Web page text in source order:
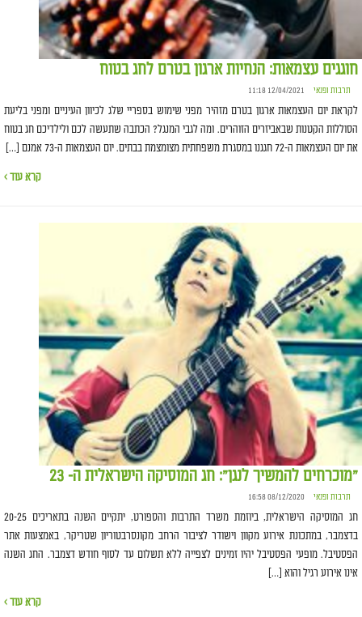
חוגגים עצמאות: הנחיות ארגון בטרם לחג בטוח
תרבות ופנאי 12/04/2021 11:18
לקראת יום העצמאות ארגון בטרם מזהיר מפני שימוש בספריי שלג לכיוון העיניים ומפני בליעת
הסוללות הקטנות שבאביזרים הזוהרים. ומה לגבי המנגל? הכתבה שתעשה לכם ולילדיכם חג בטוח
את יום העצמאות ה-72 חגגנו במסגרת משפחתית מצומצמת בבתים. יום העצמאות ה-73 אמנם […]
קרא עוד ›
"מוכרחים להמשיך לנגן": חג המוסיקה הישראלית ה- 23
תרבות ופנאי 08/12/2020 16:58
חג המוסיקה הישראלית, ביוזמת משרד התרבות והספורט, יתקיים השנה בתאריכים 20-25
בדצמבר, במתכונת אירוע מקוון וישודר לציבור הרחב מקונסרבטוריון שטריקר, באמצעות אתר
הפסטיבל. מופעי הפסטיבל יהיו זמינים לצפייה ללא תשלום עד לסוף חודש דצמבר. החג השנה
אינו אירוע רגיל והוא […]
קרא עוד ›